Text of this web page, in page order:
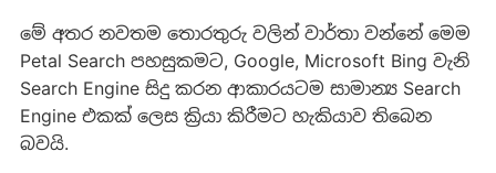
මේ අතර නවතම තොරතුරු වලින් වාර්තා වන්නේ මෙම
Petal Search පහසුකමට, Google, Microsoft Bing වැනි
Search Engine සිදු කරන ආකාරයටම සාමාන්‍ය Search
Engine එකක් ලෙස ක්‍රියා කිරීමට හැකියාව තිබෙන
බවයි.